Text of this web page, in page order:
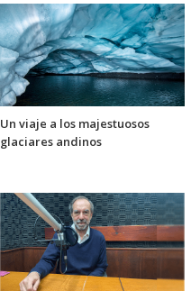
Un viaje a los majestuosos
glaciares andinos